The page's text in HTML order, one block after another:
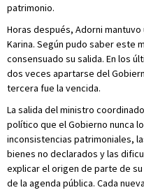
patrimonio.
Horas después, Adorni mantuvo
Karina. Según pudo saber este
consensuado su salida. En los
dos veces apartarse del
tercera fue la vencida.
La salida del ministro
político que el Gobierno nunca
inconsistencias patrimoniales,
bienes no declarados y las
explicar el origen de parte de
de la agenda pública. Cada